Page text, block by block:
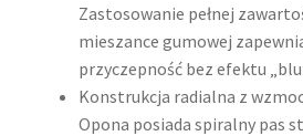
Zastosowanie pełnej
mieszance gumowej
przyczepność bez efektu
Konstrukcja radialna z
Opona posiada spiralny pas